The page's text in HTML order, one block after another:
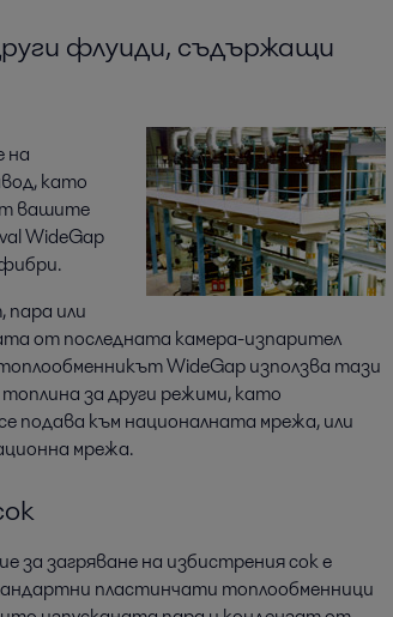
флуиди, съдържащи
на
като
вашите
WideGap
или
от последната камера-изпарител
WideGap използва тази
за други режими, като
подава към националната мрежа, или
мрежа.
за загряване на избистрения сок е
пластинчати топлообменници